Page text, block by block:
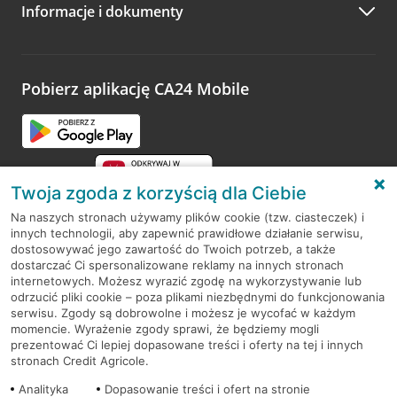
Zachęcamy do podzielenia się z nami opinią o wizycie.
opinie.
Informacje i dokumenty
Pobierz aplikację CA24 Mobile
RODO
Regulamin serwisu
Mapa serwisu
PolitykaCookies
Twoja zgoda z korzyścią dla Ciebie
Na naszych stronach używamy plików cookie (tzw. ciasteczek) i
innych technologii, aby zapewnić prawidłowe działanie serwisu,
dostosowywać jego zawartość do Twoich potrzeb, a także
dostarczać Ci spersonalizowane reklamy na innych stronach
internetowych. Możesz wyrazić zgodę na wykorzystywanie lub
odrzucić pliki cookie – poza plikami niezbędnymi do funkcjonowania
serwisu. Zgody są dobrowolne i możesz je wycofać w każdym
momencie. Wyrażenie zgody sprawi, że będziemy mogli
prezentować Ci lepiej dopasowane treści i oferty na tej i innych
stronach Credit Agricole.
Analityka
Dopasowanie treści i ofert na stronie